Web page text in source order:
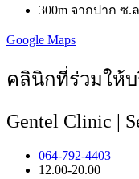
300m จากปาก ซ.
Google Maps
คลินิกที่ร่วมให้บ
Gentel Clinic |
064-792-4403
12.00-20.00